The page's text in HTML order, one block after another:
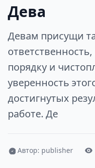
Дева
Девам присущи
порядку и
уверенность
достигнутых
работе. Де
Автор: publisher